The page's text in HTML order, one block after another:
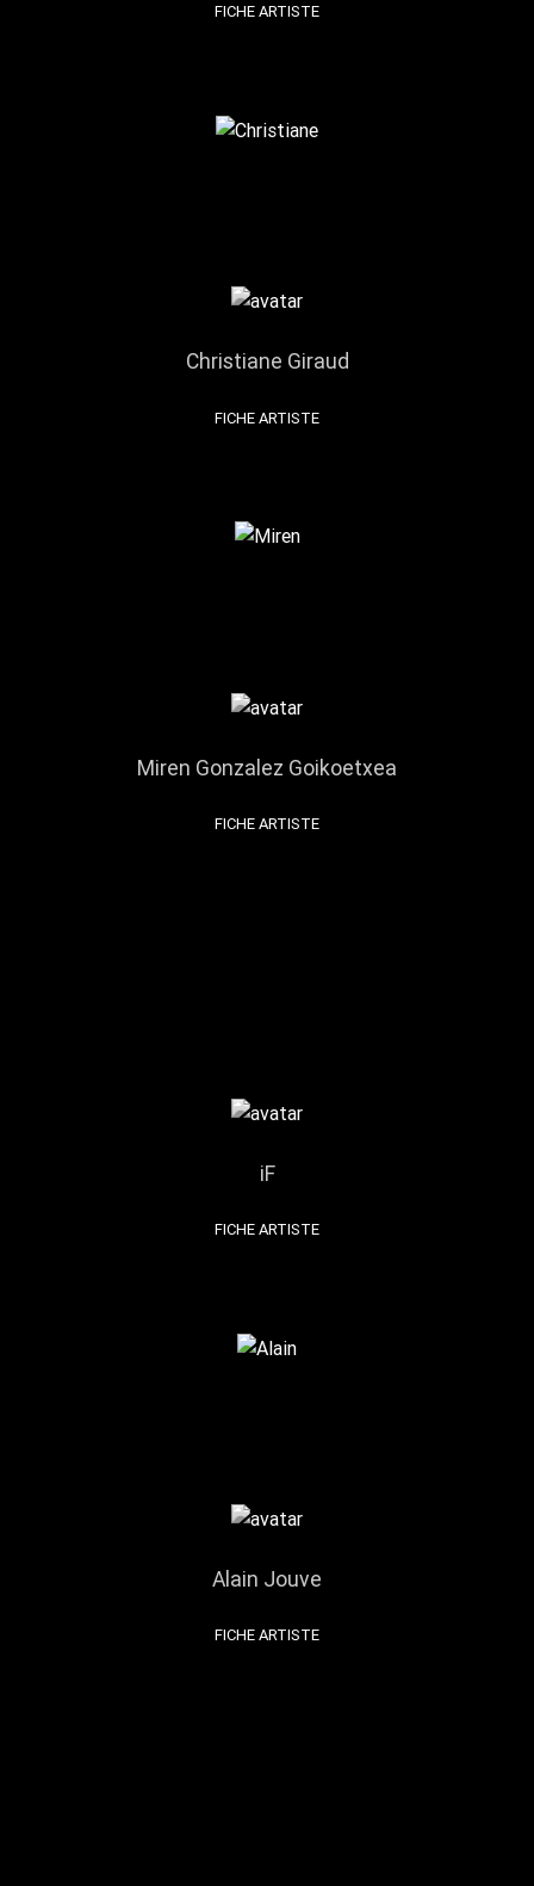
FICHE ARTISTE
Christiane Giraud
FICHE ARTISTE
Miren Gonzalez Goikoetxea
FICHE ARTISTE
iF
FICHE ARTISTE
Alain Jouve
FICHE ARTISTE